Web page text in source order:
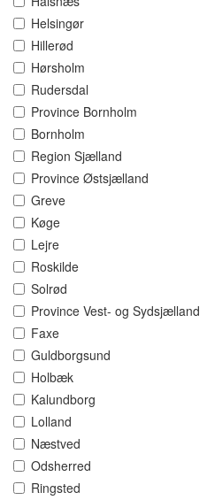
Helsingør
Hillerød
Hørsholm
Rudersdal
Province Bornholm
Bornholm
Region Sjælland
Province Østsjælland
Greve
Køge
Lejre
Roskilde
Solrød
Province Vest- og Sydsjælland
Faxe
Guldborgsund
Holbæk
Kalundborg
Lolland
Næstved
Odsherred
Ringsted